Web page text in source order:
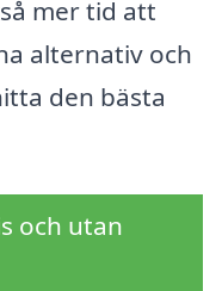
mer tid att
alternativ och
den bästa
och utan